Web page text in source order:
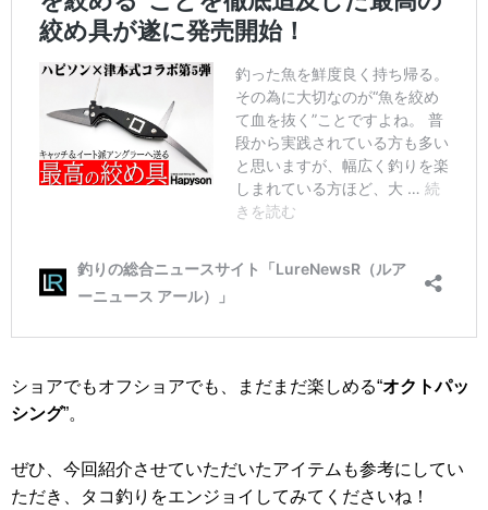
ショアでもオフショアでも、まだまだ楽しめる“オクトパッ
シング”。
ぜひ、今回紹介させていただいたアイテムも参考にしてい
ただき、タコ釣りをエンジョイしてみてくださいね！